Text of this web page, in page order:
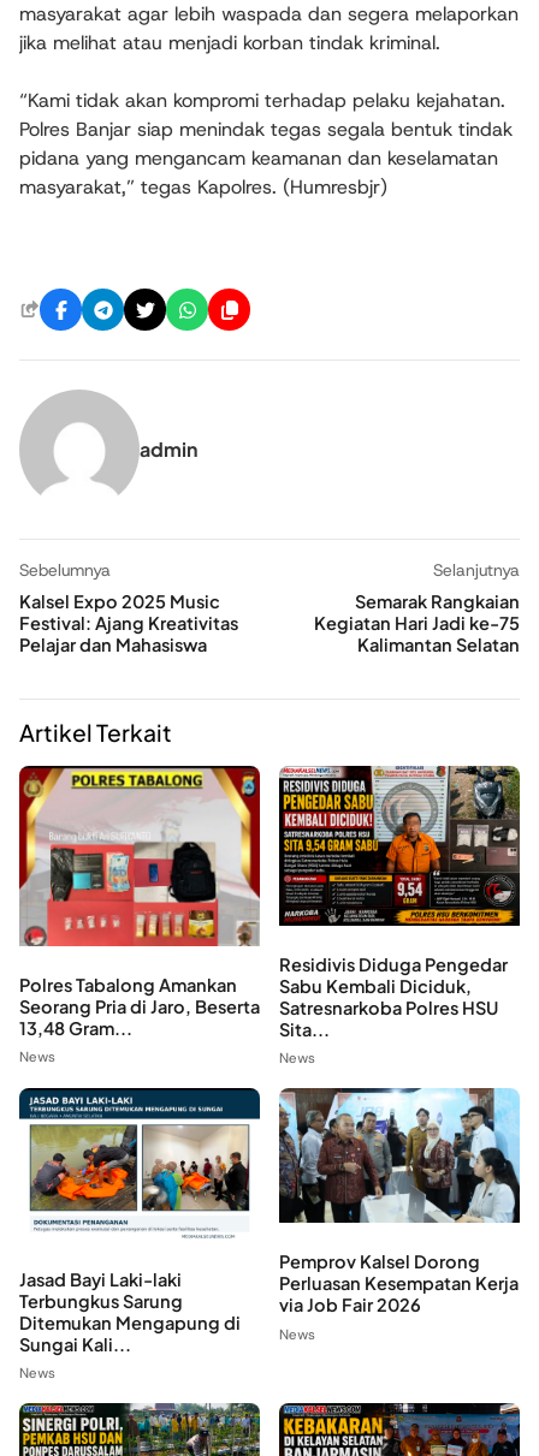
masyarakat agar lebih waspada dan segera melaporkan
jika melihat atau menjadi korban tindak kriminal.
“Kami tidak akan kompromi terhadap pelaku kejahatan.
Polres Banjar siap menindak tegas segala bentuk tindak
pidana yang mengancam keamanan dan keselamatan
masyarakat,” tegas Kapolres. (Humresbjr)
admin
Sebelumnya
Kalsel Expo 2025 Music
Festival: Ajang Kreativitas
Pelajar dan Mahasiswa
Selanjutnya
Semarak Rangkaian
Kegiatan Hari Jadi ke-75
Kalimantan Selatan
Artikel Terkait
Polres Tabalong Amankan
Seorang Pria di Jaro, Beserta
13,48 Gram...
News
Residivis Diduga Pengedar
Sabu Kembali Diciduk,
Satresnarkoba Polres HSU
Sita...
News
Jasad Bayi Laki-laki
Terbungkus Sarung
Ditemukan Mengapung di
Sungai Kali...
News
Pemprov Kalsel Dorong
Perluasan Kesempatan Kerja
via Job Fair 2026
News